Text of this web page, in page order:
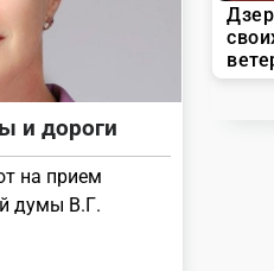
и дороги
на прием
думы В.Г.